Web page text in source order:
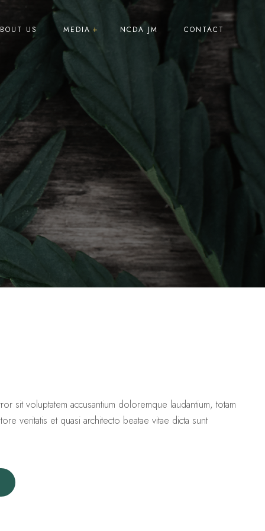
US MEDIA
Press Releases
Promotions
Events
NCDA JM CONTACT
sit voluptatem accusantium doloremque laudantium, totam
veritatis et quasi architecto beatae vitae dicta sunt